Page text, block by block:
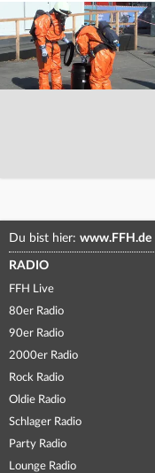
Du bist hier: www.FFH.de
RADIO
FFH Live
80er Radio
90er Radio
2000er Radio
Rock Radio
Oldie Radio
Schlager Radio
Party Radio
Lounge Radio